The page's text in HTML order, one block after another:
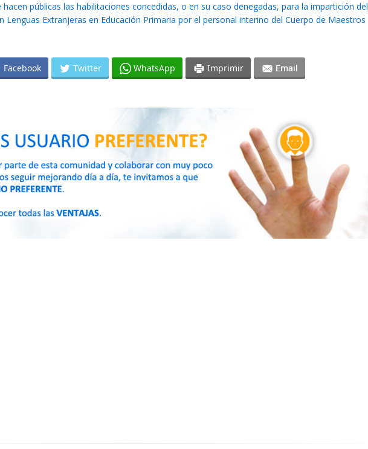
hacen públicas las habilitaciones concedidas, o en su caso denegadas, para la impartición del
Lenguas Extranjeras en Educación Primaria por el personal interino del Cuerpo de Maestros
Facebook Twitter WhatsApp Imprimir Email